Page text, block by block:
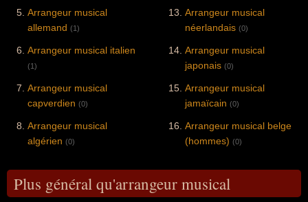
Arrangeur musical
allemand (1)
Arrangeur musical italien
(1)
Arrangeur musical
capverdien (0)
Arrangeur musical
algérien (0)
Arrangeur musical
néerlandais (0)
Arrangeur musical
japonais (0)
Arrangeur musical
jamaïcain (0)
Arrangeur musical belge
(hommes) (0)
Plus général qu'arrangeur musical